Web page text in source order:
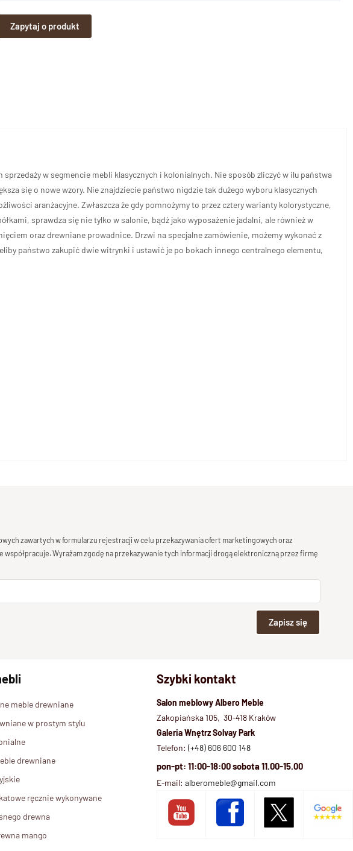
Zapytaj o produkt
w segmencie mebli klasycznych i kolonialnych. Nie sposób zliczyć w ilu państwa
się o nowe wzory. Nie znajdziecie państwo nigdzie tak dużego wyboru klasycznych
aranżacyjne. Zwłaszcza że gdy pomnożymy to przez cztery warianty kolorystyczne,
sprawdza się nie tylko w salonie, bądź jako wyposażenie jadalni, ale również w
oraz drewniane prowadnice. Drzwi na specjalne zamówienie, możemy wykonać z
państwo zakupić dwie witrynki i ustawić je po bokach innego centralnego elementu,
zawartych w formularzu rejestracji w celu przekazywania ofert marketingowych oraz
Wyrażam zgodę na przekazywanie tych informacji drogą elektroniczną przez firmę
Zapisz się
meble drewniane
w prostym stylu
drewniane
ręcznie wykonywane
drewna
mango
Szybki kontakt
Salon meblowy Albero Meble
Zakopiańska 105, 30-418 Kraków
Galeria Wnętrz Solvay Park
Telefon: (+48) 606 600 148
pon-pt: 11:00-18:00 sobota 11.00-15.00
E-mail: alberomeble@gmail.com